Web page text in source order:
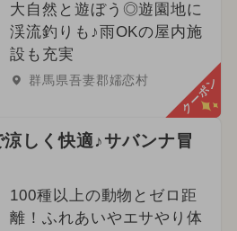
大自然と遊ぼう◎遊園地に
渓流釣りも♪雨OKの屋内施
設も充実
群馬県吾妻郡嬬恋村 クーポン
しく快適♪サバンナ冒
100種以上の動物とゼロ距
離！ふれあいやエサやり体